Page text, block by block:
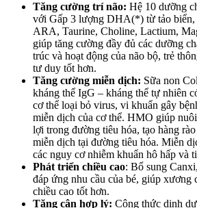
Tăng cường trí não: Hệ 10 dưỡng
với Gấp 3 lượng DHA(*) từ tảo biển,
ARA, Taurine, Choline, Lactium,
giúp tăng cường đầy đủ các dưỡng
trúc và hoạt động của não bộ, trẻ
tư duy tốt hơn.
Tăng cường miễn dịch: Sữa non
kháng thể IgG – kháng thể tự nhiên
cơ thể loại bỏ virus, vi khuẩn gây
miễn dịch của cơ thể. HMO giúp
lợi trong đường tiêu hóa, tạo hàng
miễn dịch tại đường tiêu hóa. Miễn
các nguy cơ nhiễm khuẩn hô hấp và
Phát triển chiều cao: Bổ sung
đáp ứng nhu cầu của bé, giúp xương
chiều cao tốt hơn.
Tăng cân hợp lý: Công thức dinh